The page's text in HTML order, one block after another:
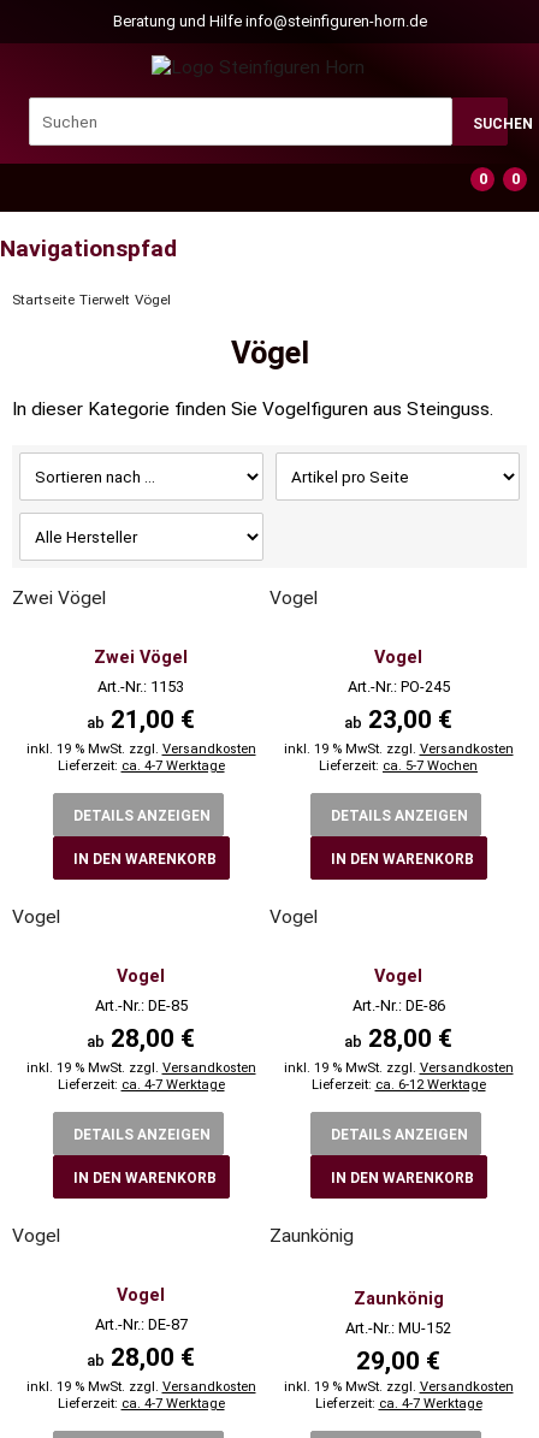
Beratung und Hilfe info@steinfiguren-horn.de
SUCHEN
0
0
Navigationspfad
Startseite Tierwelt Vögel
Vögel
In dieser Kategorie finden Sie Vogelfiguren aus Steinguss.
Zwei Vögel
Zwei Vögel
Art.-Nr.: 1153
ab 21,00 €
inkl. 19 % MwSt. zzgl. Versandkosten
Lieferzeit: ca. 4-7 Werktage
DETAILS ANZEIGEN
IN DEN WARENKORB
Vogel
Vogel
Art.-Nr.: PO-245
ab 23,00 €
inkl. 19 % MwSt. zzgl. Versandkosten
Lieferzeit: ca. 5-7 Wochen
DETAILS ANZEIGEN
IN DEN WARENKORB
Vogel
Vogel
Art.-Nr.: DE-85
ab 28,00 €
inkl. 19 % MwSt. zzgl. Versandkosten
Lieferzeit: ca. 4-7 Werktage
DETAILS ANZEIGEN
IN DEN WARENKORB
Vogel
Vogel
Art.-Nr.: DE-86
ab 28,00 €
inkl. 19 % MwSt. zzgl. Versandkosten
Lieferzeit: ca. 6-12 Werktage
DETAILS ANZEIGEN
IN DEN WARENKORB
Vogel
Vogel
Art.-Nr.: DE-87
ab 28,00 €
inkl. 19 % MwSt. zzgl. Versandkosten
Lieferzeit: ca. 4-7 Werktage
Zaunkönig
Zaunkönig
Art.-Nr.: MU-152
29,00 €
inkl. 19 % MwSt. zzgl. Versandkosten
Lieferzeit: ca. 4-7 Werktage